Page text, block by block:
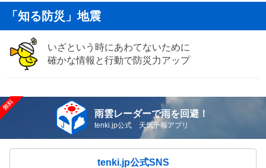
「知る防災」地震
いざという時にあわてないために
確かな情報と行動で防災力アップ
雨雲レーダーで雨を回避！
tenki.jp公式 天気予報アプリ
tenki.jp公式SNS